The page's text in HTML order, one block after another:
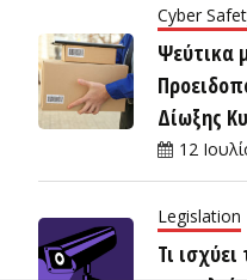
Cyber
Ψεύτικα
Δίωξης
12
Legislation
Τι